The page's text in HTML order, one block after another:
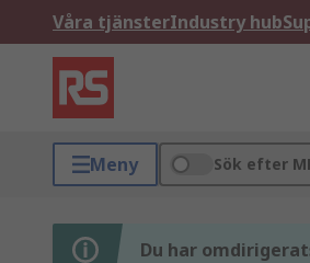
Våra tjänsterIndustry hub
Meny Sök efter
Du har